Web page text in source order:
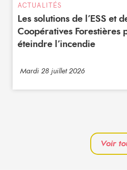
ACTUALITÉS
Les solutions de l’ESS et
Coopératives Forestières
éteindre l’incendie
Mardi 28 juillet 2026
Voir